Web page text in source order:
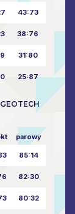
43:73
38:76
31:80
25:87
parowy
85:14
82:30
80:32